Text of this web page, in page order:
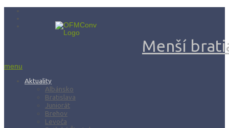
Menší
menu
Aktuality
Albánsko
Bratislava
Juniorát
Brehov
Levoča